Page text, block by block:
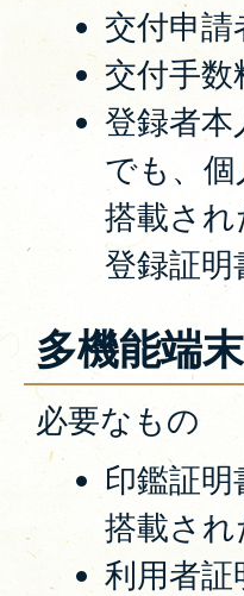
交付申請
交付手
登録者
でも、
搭載さ
登録証
多機能端
必要なもの
印鑑証
搭載さ
利用者証